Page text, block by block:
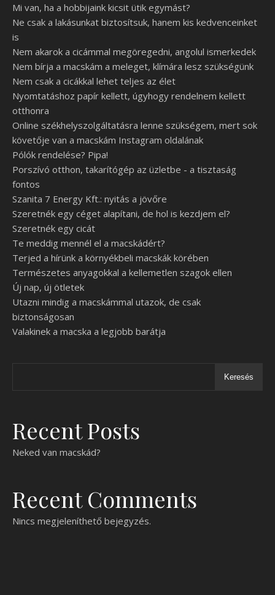
Mi van, ha a hobbijaink kicsit ütik egymást?
Ne csak a lakásunkat biztosítsuk, hanem kis kedvenceinket
is
Nem akarok a cicámmal megöregedni, angolul ismerkedek
Nem bírja a macskám a meleget, klímára lesz szükségünk
Nem csak a cicákkal lehet teljes az élet
Nyomtatáshoz papír kellett, úgyhogy rendelnem kellett
otthonra
Online székhelyszolgáltatásra lenne szükségem, mert sok
követője van a macskám Instagram oldalának
Pólók rendelése? Pipa!
Porszívó otthon, takarítógép az üzletbe - a tisztaság
fontos
Szanita 7 Energy Kft.: nyitás a jövőre
Szeretnék egy céget alapítani, de hol is kezdjem el?
Szeretnék egy cicát
Te meddig mennél el a macskádért?
Terjed a hírünk a környékbeli macskák körében
Természetes anyagokkal a kellemetlen szagok ellen
Új nap, új ötletek
Utazni mindig a macskámmal utazok, de csak
biztonságosan
Valakinek a macska a legjobb barátja
Keresés
Recent Posts
Neked van macskád?
Recent Comments
Nincs megjeleníthető bejegyzés.